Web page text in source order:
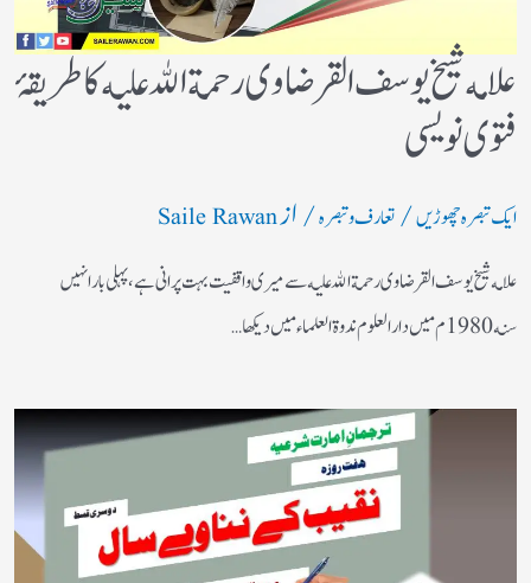
علامه شيخ يوسف القرضاوى رحمة الله عليه كا طريقۂ
فتوى نويسى
ایک تبصرہ چھوڑیں/تعارف و تبصرہ/ ازSaile Rawan
علامه شيخ يوسف القرضاوى رحمة الله عليه سے ميرى واقفيت بہت پرانى ہے، پہلى بار انہيں
سنه 1980م ميں دار العلوم ندوة العلماء ميں ديكها…